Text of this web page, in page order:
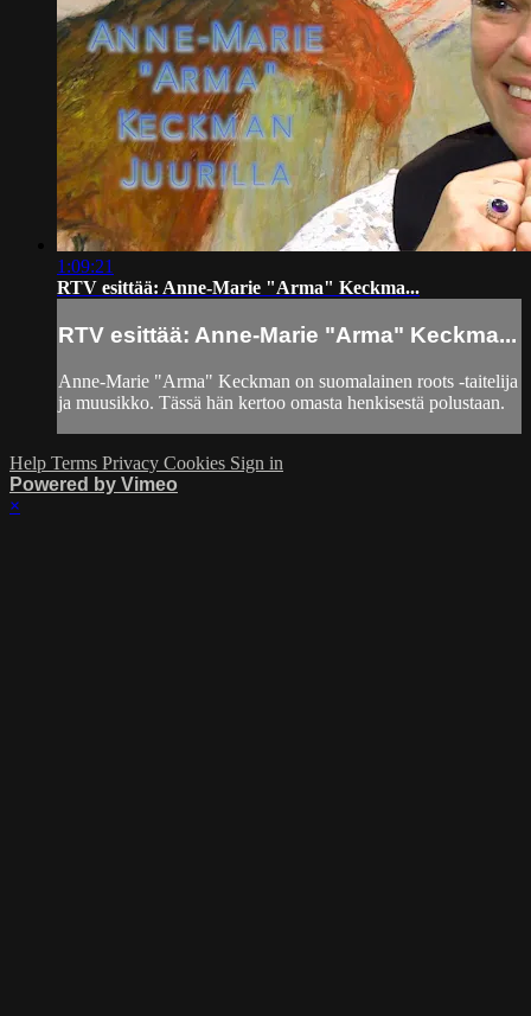
1:09:21
RTV esittää: Anne-Marie "Arma" Keckma...
RTV esittää: Anne-Marie "Arma" Keckma...
Anne-Marie "Arma" Keckman on suomalainen roots -taitelija
ja muusikko. Tässä hän kertoo omasta henkisestä polustaan.
Help Terms Privacy Cookies Sign in
Powered by Vimeo
×